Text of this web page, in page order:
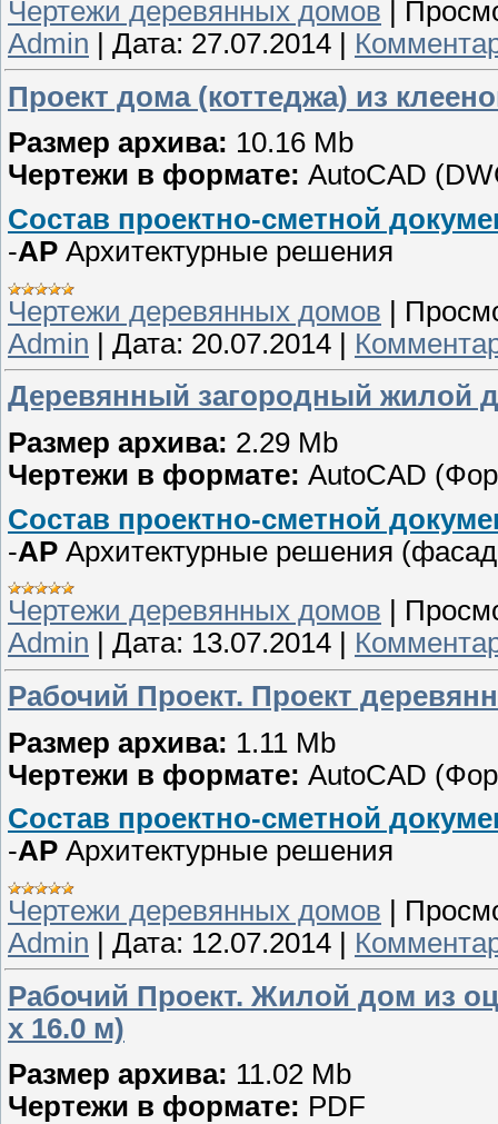
Чертежи деревянных домов
Admin
Дата: 27.07.2014
Проект дома (коттеджа) из
Размер архива: 10.16 Mb
Чертежи в формате: AutoCAD
Состав проектно-сметной
-АР Архитектурные решения
Чертежи деревянных домов |
Admin | Дата: 20.07.2014 |
Деревянный загородный жилой
Размер архива: 2.29 Mb
Чертежи в формате: AutoCAD
Состав проектно-сметной
-АР Архитектурные решения
Чертежи деревянных домов
Admin
Дата: 13.07.2014
Рабочий Проект. Проект
Размер архива: 1.11 Mb
Чертежи в формате: AutoCAD
Состав проектно-сметной
-АР Архитектурные решения
Чертежи деревянных домов
Admin
Дата: 12.07.2014
Рабочий Проект. Жилой дом из
х 16.0 м)
Размер архива: 11.02 Mb
Чертежи в формате: PDF